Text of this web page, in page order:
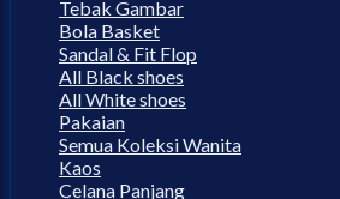
Tebak Gambar
Bola Basket
Sandal & Fit Flop
All Black shoes
All White shoes
Pakaian
Semua Koleksi Wanita
Kaos
Celana Panjang